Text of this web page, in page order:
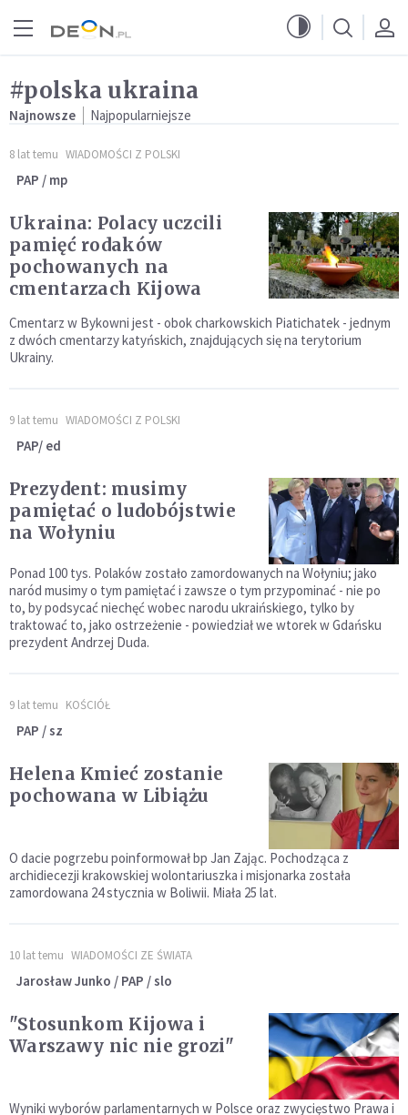
#polska ukraina
Najnowsze Najpopularniejsze
8 lat temu WIADOMOŚCI Z POLSKI
PAP / mp
Ukraina: Polacy uczcili
pamięć rodaków
pochowanych na
cmentarzach Kijowa
Cmentarz w Bykowni jest - obok charkowskich Piatichatek - jednym
z dwóch cmentarzy katyńskich, znajdujących się na terytorium
Ukrainy.
9 lat temu WIADOMOŚCI Z POLSKI
PAP/ ed
Prezydent: musimy
pamiętać o ludobójstwie
na Wołyniu
Ponad 100 tys. Polaków zostało zamordowanych na Wołyniu; jako
naród musimy o tym pamiętać i zawsze o tym przypominać - nie po
to, by podsycać niechęć wobec narodu ukraińskiego, tylko by
traktować to, jako ostrzeżenie - powiedział we wtorek w Gdańsku
prezydent Andrzej Duda.
9 lat temu KOŚCIÓŁ
PAP / sz
Helena Kmieć zostanie
pochowana w Libiążu
O dacie pogrzebu poinformował bp Jan Zając. Pochodząca z
archidiecezji krakowskiej wolontariuszka i misjonarka została
zamordowana 24 stycznia w Boliwii. Miała 25 lat.
10 lat temu WIADOMOŚCI ZE ŚWIATA
Jarosław Junko / PAP / slo
"Stosunkom Kijowa i
Warszawy nic nie grozi"
Wyniki wyborów parlamentarnych w Polsce oraz zwycięstwo Prawa i